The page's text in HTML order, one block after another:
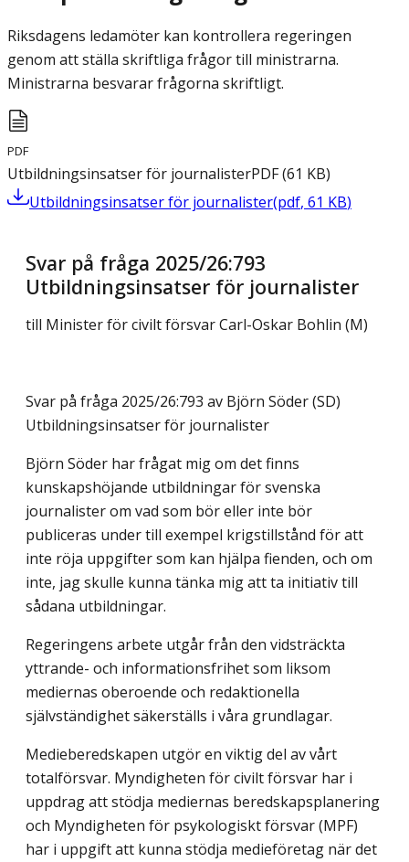
Riksdagens ledamöter kan kontrollera regeringen
genom att ställa skriftliga frågor till ministrarna.
Ministrarna besvarar frågorna skriftligt.
PDF
Utbildningsinsatser för journalisterPDF(61 KB)
Utbildningsinsatser för journalister(pdf, 61 KB)
Svar på fråga 2025/26:793
Utbildningsinsatser för journalister
till Minister för civilt försvar Carl-Oskar Bohlin (M)
Svar på fråga 2025/26:793 av Björn Söder (SD)
Utbildningsinsatser för journalister
Björn Söder har frågat mig om det finns
kunskapshöjande utbildningar för svenska
journalister om vad som bör eller inte bör
publiceras under till exempel krigstillstånd för att
inte röja uppgifter som kan hjälpa fienden, och om
inte, jag skulle kunna tänka mig att ta initiativ till
sådana utbildningar.
Regeringens arbete utgår från den vidsträckta
yttrande- och informationsfrihet som liksom
mediernas oberoende och redaktionella
självständighet säkerställs i våra grundlagar.
Medieberedskapen utgör en viktig del av vårt
totalförsvar. Myndigheten för civilt försvar har i
uppdrag att stödja mediernas beredskapsplanering
och Myndigheten för psykologiskt försvar (MPF)
har i uppgift att kunna stödja medieföretag när det